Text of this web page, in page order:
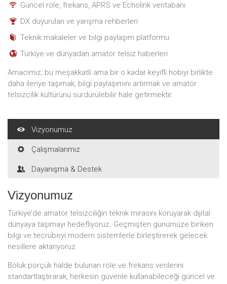
Güncel röle, frekans, APRS ve Echolink veritabanı
DX duyuruları ve yarışma rehberleri
Teknik makaleler ve bilgi paylaşım platformu
Türkiye ve dünyadan amatör telsiz haberleri
Amacımız; bu meşakkatli ama bir o kadar keyifli hobiyi birlikte
daha ileriye taşımak, bilgi paylaşımını artırmak ve amatör
telsizcilik kültürünü sürdürülebilir hale getirmektir.
Vizyonumuz
Çalışmalarımız
Dayanışma & Destek
Vizyonumuz
Türkiye’de amatör telsizciliğin teknik mirasını koruyarak dijital
dünyaya taşımayı hedefliyoruz. Geçmişten günümüze biriken
bilgi ve tecrübeyi modern sistemlerle birleştirerek gelecek
nesillere aktarıyoruz.
Bölük pörçük halde bulunan röle ve frekans verilerini
standartlaştırarak, herkesin güvenle kullanabileceği güncel ve